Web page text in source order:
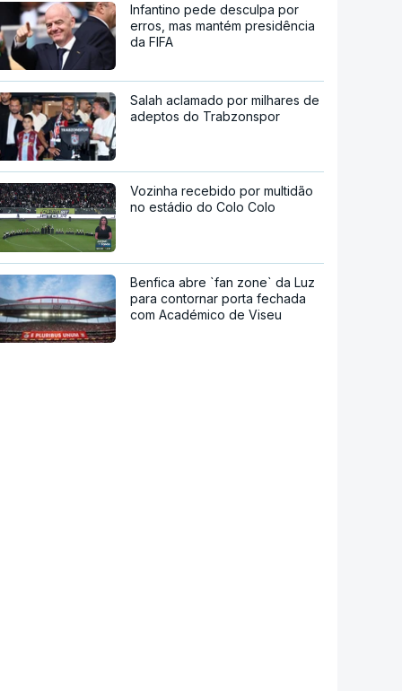
Infantino pede desculpa por
erros, mas mantém presidência
da FIFA
Salah aclamado por milhares de
adeptos do Trabzonspor
Vozinha recebido por multidão
no estádio do Colo Colo
Benfica abre `fan zone` da Luz
para contornar porta fechada
com Académico de Viseu